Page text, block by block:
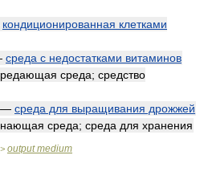
кондиционированная клетками
среда с недостатками витаминов
среда; средство
— среда для выращивания дрожжей
среда; среда для хранения
> output medium